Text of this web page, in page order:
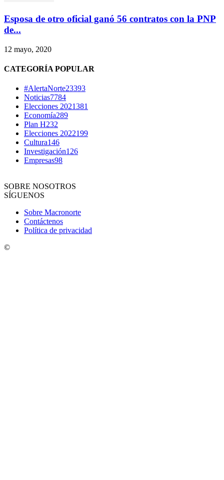
Esposa de otro oficial ganó 56 contratos con la PNP
de...
12 mayo, 2020
CATEGORÍA POPULAR
#AlertaNorte23393
Noticias7784
Elecciones 2021381
Economía289
Plan H232
Elecciones 2022199
Cultura146
Investigación126
Empresas98
SOBRE NOSOTROS
SÍGUENOS
Sobre Macronorte
Contáctenos
Política de privacidad
©